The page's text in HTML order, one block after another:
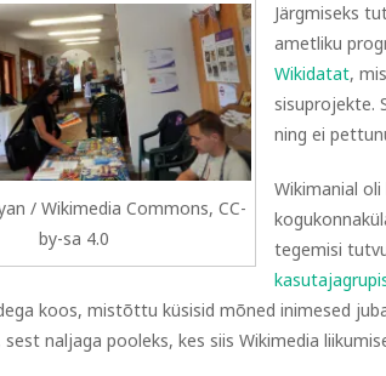
/ Wikimedia Commons, CC-
by-sa 4.0
Järgmiseks
ametliku
Wikidatat,
sisuprojekte.
ning ei
Wikimanial
tegemisi
koos, mistõttu küsisid mõned inimesed
naljaga pooleks, kes siis Wikimedia